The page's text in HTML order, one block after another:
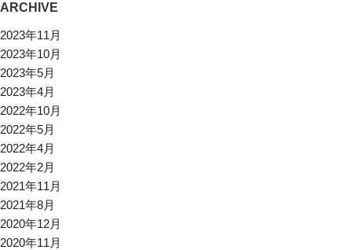
ARCHIVE
2023年11月
2023年10月
2023年5月
2023年4月
2022年10月
2022年5月
2022年4月
2022年2月
2021年11月
2021年8月
2020年12月
2020年11月